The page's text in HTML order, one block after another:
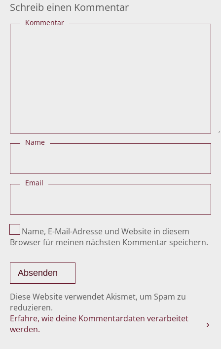
Schreib einen Kommentar
Kommentar
Name
Email
Name, E-Mail-Adresse und Website in diesem
Browser für meinen nächsten Kommentar speichern.
Diese Website verwendet Akismet, um Spam zu
reduzieren.
Erfahre, wie deine Kommentardaten verarbeitet
werden.